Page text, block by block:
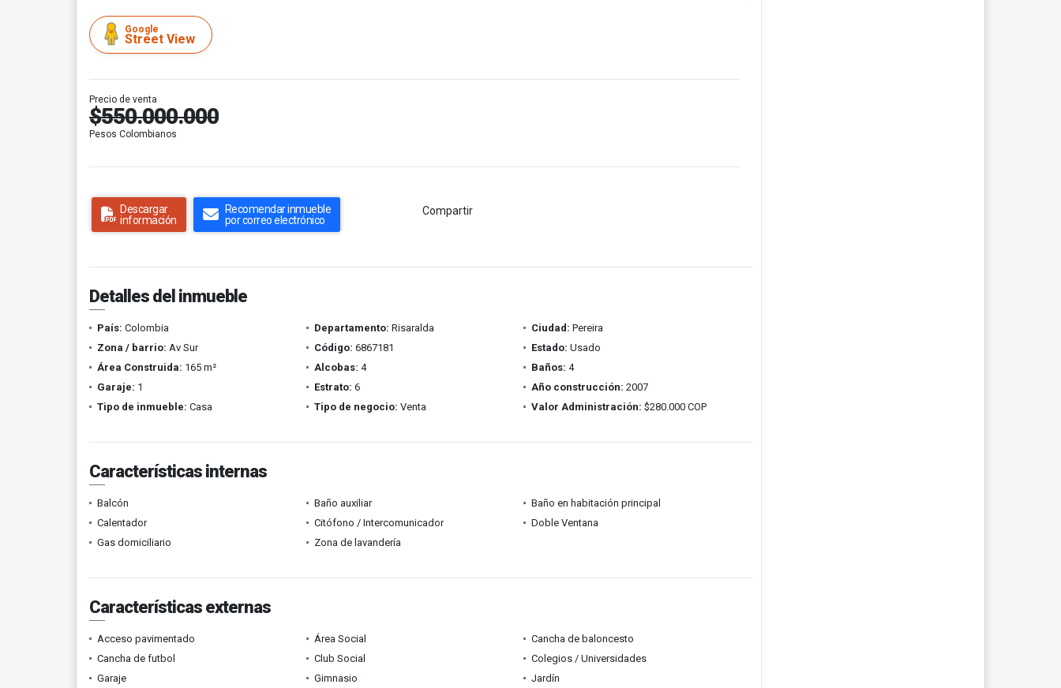
Google
Street View
Precio de venta
$550.000.000
Pesos Colombianos
Descargar
información
Recomendar inmueble
por correo electrónico
Compartir
Detalles del inmueble
País: Colombia Departamento: Risaralda Ciudad: Pereira
Zona / barrio: Av Sur Código: 6867181 Estado: Usado
Área Construida: 165 m² Alcobas: 4 Baños: 4
Garaje: 1 Estrato: 6 Año construcción: 2007
Tipo de inmueble: Casa Tipo de negocio: Venta Valor Administración: $280.000 COP
Características internas
Balcón Baño auxiliar
Baño en habitación principal
Calentador
Citófono / Intercomunicador
Doble Ventana
Gas domiciliario
Zona de lavandería
Características externas
Acceso pavimentado Área Social
Cancha de baloncesto
Cancha de futbol
Club Social
Colegios / Universidades
Garaje
Gimnasio
Jardín